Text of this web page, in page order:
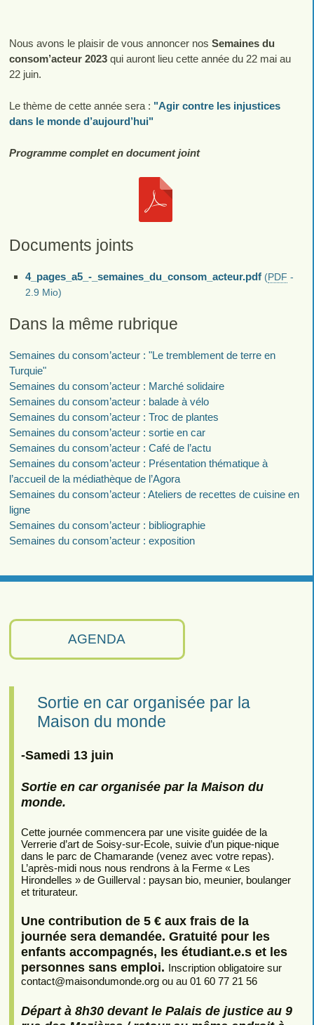
AGENDA
Sortie en car organisée par la
Maison du monde
-Samedi 13 juin
Sortie en car organisée par la Maison du
monde.
Cette journée commencera par une visite guidée de la
Verrerie d’art de Soisy-sur-Ecole, suivie d’un pique-nique
dans le parc de Chamarande (venez avec votre repas).
L’après-midi nous nous rendrons à la Ferme « Les
Hirondelles » de Guillerval : paysan bio, meunier, boulanger
et triturateur.
Une contribution de 5 € aux frais de la
journée sera demandée. Gratuité pour les
enfants accompagnés, les étudiant.e.s et les
personnes sans emploi. Inscription obligatoire sur
contact@maisondumonde.org ou au 01 60 77 21 56
Départ à 8h30 devant le Palais de justice au 9
Nous avons le plaisir de vous annoncer nos Semaines du
consom’acteur 2023qui auront lieu cette année du 22 mai au
22 juin.
Le thème de cette année sera : "Agir contre les injustices
dans le monde d’aujourd’hui"
Programme complet en document joint
Documents joints
4_pages_a5_-_semaines_du_consom_acteur.pdf (PDF -
2.9 Mio)
Dans la même rubrique
Semaines du consom’acteur : "Le tremblement de terre en
Turquie"
Semaines du consom’acteur : Marché solidaire
Semaines du consom’acteur : balade à vélo
Semaines du consom’acteur : Troc de plantes
Semaines du consom’acteur : sortie en car
Semaines du consom’acteur : Café de l’actu
Semaines du consom’acteur : Présentation thématique à
l’accueil de la médiathèque de l’Agora
Semaines du consom’acteur : Ateliers de recettes de cuisine en
ligne
Semaines du consom’acteur : bibliographie
Semaines du consom’acteur : exposition